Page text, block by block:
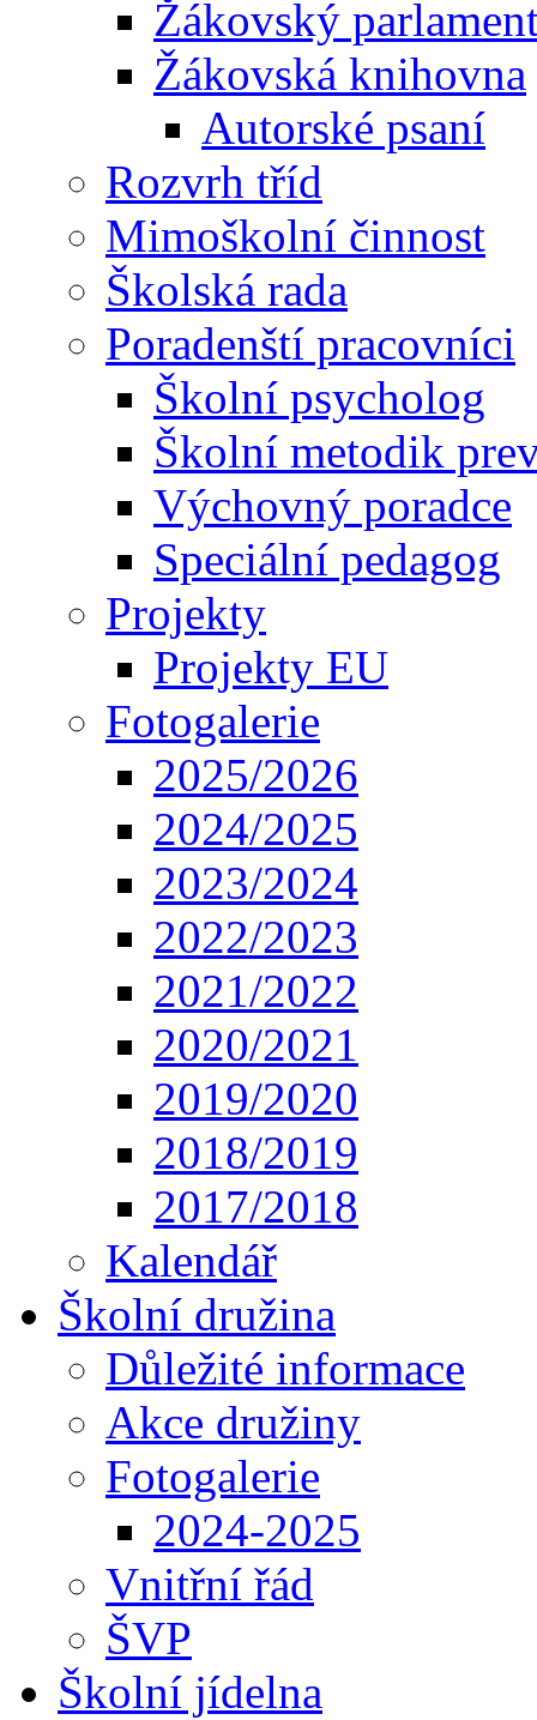
Žákovský
Žákovská knihovna
Autorské psaní
Rozvrh tříd
Mimoškolní činnost
Školská rada
Poradenští pracovníci
Školní psycholog
Školní metodik
Výchovný poradce
Speciální pedagog
Projekty
Projekty EU
Fotogalerie
2025/2026
2024/2025
2023/2024
2022/2023
2021/2022
2020/2021
2019/2020
2018/2019
2017/2018
Kalendář
Školní družina
Důležité informace
Akce družiny
Fotogalerie
2024-2025
Vnitřní řád
ŠVP
Školní jídelna